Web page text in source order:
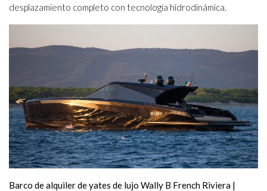
desplazamiento completo con tecnología hidrodinámica.
Barco de alquiler de yates de lujo Wally B French Riviera |